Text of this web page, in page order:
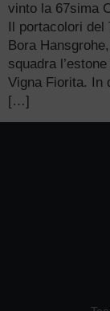
vinto la 67sima
Il portacolori
Bora
squadra
Vigna Fiorita. In
[…]